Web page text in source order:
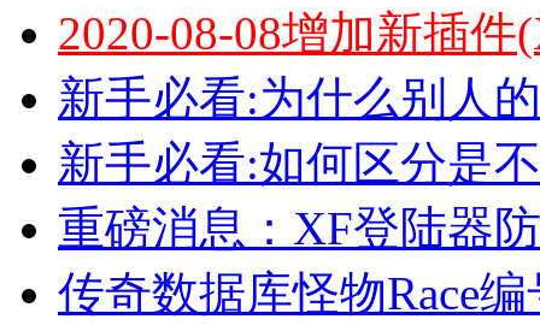
2020-08-08增加新插
新手必看:为什么别人
新手必看:如何区分是
重磅消息：XF登陆器
传奇数据库怪物Race